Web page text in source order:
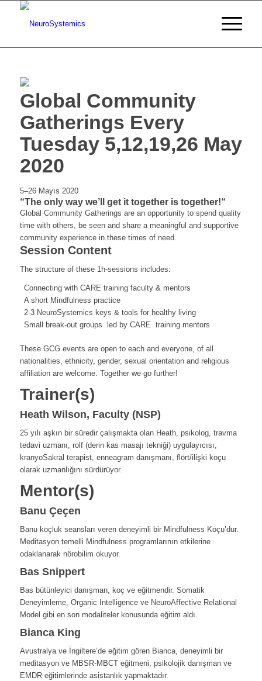
Global Community
Gatherings Every
Tuesday 5,12,19,26 May
2020
5–26 Mayıs 2020
“The only way we’ll get it together is together!“
Global Community Gatherings are an opportunity to spend quality
time with others, be seen and share a meaningful and supportive
community experience in these times of need.
Session Content
The structure of these 1h-sessions includes:
Connecting with CARE training faculty & mentors
A short Mindfulness practice
2-3 NeuroSystemics keys & tools for healthy living
Small break-out groups led by CARE training mentors
These GCG events are open to each and everyone, of all
nationalities, ethnicity, gender, sexual orientation and religious
affiliation are welcome. Together we go further!
Trainer(s)
Heath Wilson, Faculty (NSP)
25 yılı aşkın bir süredir çalışmakta olan Heath, psikolog, travma
tedavi uzmanı, rolf (derin kas masajı tekniği) uygulayıcısı,
kranyoSakral terapist, enneagram danışmanı, flört/ilişki koçu
olarak uzmanlığını sürdürüyor.
Mentor(s)
Banu Çeçen
Banu koçluk seansları veren deneyimli bir Mindfulness Koçu’dur.
Meditasyon temelli Mindfulness programlarının etkilerine
odaklanarak nörobilim okuyor.
Bas Snippert
Bas bütünleyici danışman, koç ve eğitmendir. Somatik
Deneyimleme, Organic Intelligence ve NeuroAffective Relational
Model gibi en son modaliteler konusunda eğitim aldı.
Bianca King
Avustralya ve İngiltere’de eğitim gören Bianca, deneyimli bir
meditasyon ve MBSR-MBCT eğitmeni, psikolojik danışman ve
EMDR eğitimlerinde asistanlık yapmaktadır.